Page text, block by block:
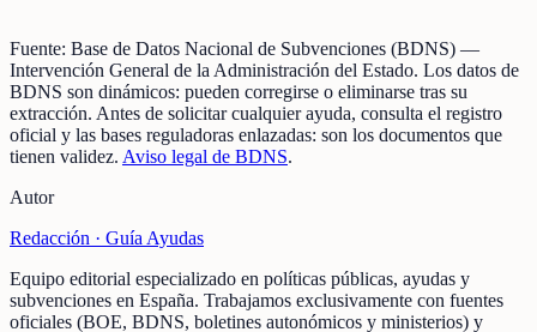
Fuente: Base de Datos Nacional de Subvenciones (BDNS) —
Intervención General de la Administración del Estado. Los datos de
BDNS son dinámicos: pueden corregirse o eliminarse tras su
extracción. Antes de solicitar cualquier ayuda, consulta el registro
oficial y las bases reguladoras enlazadas: son los documentos que
tienen validez. Aviso legal de BDNS.
Autor
Redacción · Guía Ayudas
Equipo editorial especializado en políticas públicas, ayudas y
subvenciones en España. Trabajamos exclusivamente con fuentes
oficiales (BOE, BDNS, boletines autonómicos y ministerios) y